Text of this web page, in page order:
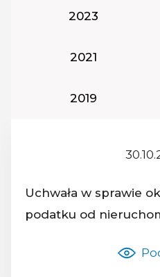
Rok podatkowy:
2023
Rok
2021
Rok
2019
Nazwa dokumentu:
Uchwała w sprawie
podatku od